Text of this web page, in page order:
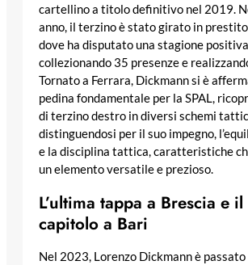
cartellino a titolo definitivo nel 2019.
anno, il terzino è stato girato in
dove ha disputato una stagione
collezionando 35 presenze e
Tornato a Ferrara, Dickmann si è
pedina fondamentale per la SPAL,
di terzino destro in diversi schemi
distinguendosi per il suo impegno,
e la disciplina tattica, caratteristiche
un elemento versatile e prezioso.
L’ultima tappa a Brescia e
capitolo a Bari
Nel 2023, Lorenzo Dickmann è